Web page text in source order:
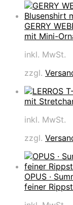
GERRY
mit Mini-
inkl. MwSt.
zzgl.
mit
inkl. MwSt.
zzgl.
OPUS ·
feiner